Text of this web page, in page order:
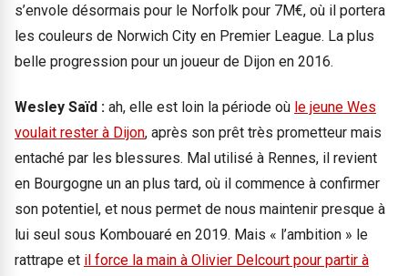
s’envole désormais pour le Norfolk pour 7M€, où il portera
les couleurs de Norwich City en Premier League. La plus
belle progression pour un joueur de Dijon en 2016.
Wesley Saïd : ah, elle est loin la période où le jeune Wes
voulait rester à Dijon, après son prêt très prometteur mais
entaché par les blessures. Mal utilisé à Rennes, il revient
en Bourgogne un an plus tard, où il commence à confirmer
son potentiel, et nous permet de nous maintenir presque à
lui seul sous Kombouaré en 2019. Mais « l’ambition » le
rattrape et il force la main à Olivier Delcourt pour partir à